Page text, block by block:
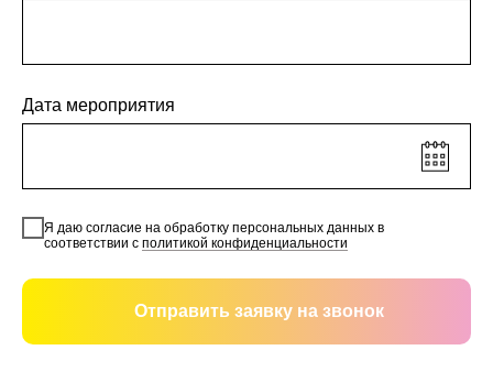
Дата мероприятия
Я даю согласие на обработку персональных данных в
соответствии с политикой конфиденциальности
Отправить заявку на звонок